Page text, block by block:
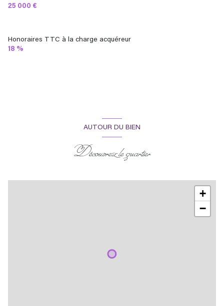
25 000 €
Honoraires TTC à la charge acquéreur
18 %
AUTOUR DU BIEN
Découvrez le quartier
+
−